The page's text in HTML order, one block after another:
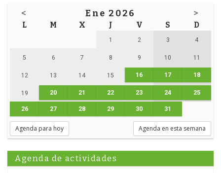
< Ene 2026 >
L M X J V S D
1 2 3 4
5 6 7 8 9 10 11
12 13 14 15 16 17 18
19 20 21 22 23 24 25
26 27 28 29 30 31
Agenda para hoy Agenda en esta semana
Agenda de actividades